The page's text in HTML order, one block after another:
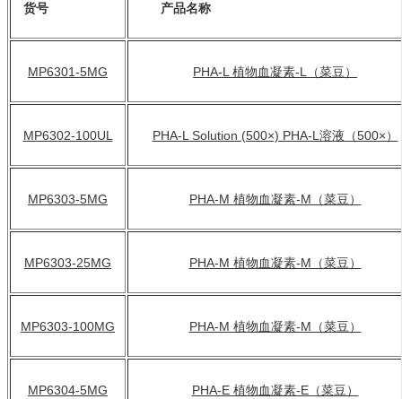
货号 产品名称
MP6301-5MG PHA-L 植物血凝素-L（菜豆）
MP6302-100UL PHA-L Solution (500×) PHA-L溶液（500×）
MP6303-5MG PHA-M 植物血凝素-M（菜豆）
MP6303-25MG PHA-M 植物血凝素-M（菜豆）
MP6303-100MG PHA-M 植物血凝素-M（菜豆）
MP6304-5MG PHA-E 植物血凝素-E（菜豆）